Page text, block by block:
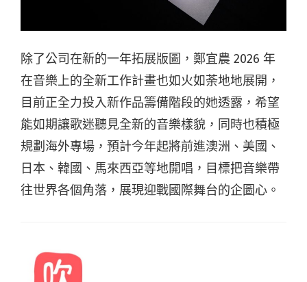
除了公司在新的一年拓展版圖，鄭宜農 2026 年
在音樂上的全新工作計畫也如火如荼地地展開，
目前正全力投入新作品籌備階段的她透露，希望
能如期讓歌迷聽見全新的音樂樣貌，同時也積極
規劃海外專場，預計今年起將前進澳洲、美國、
日本、韓國、馬來西亞等地開唱，目標把音樂帶
往世界各個角落，展現迎戰國際舞台的企圖心。